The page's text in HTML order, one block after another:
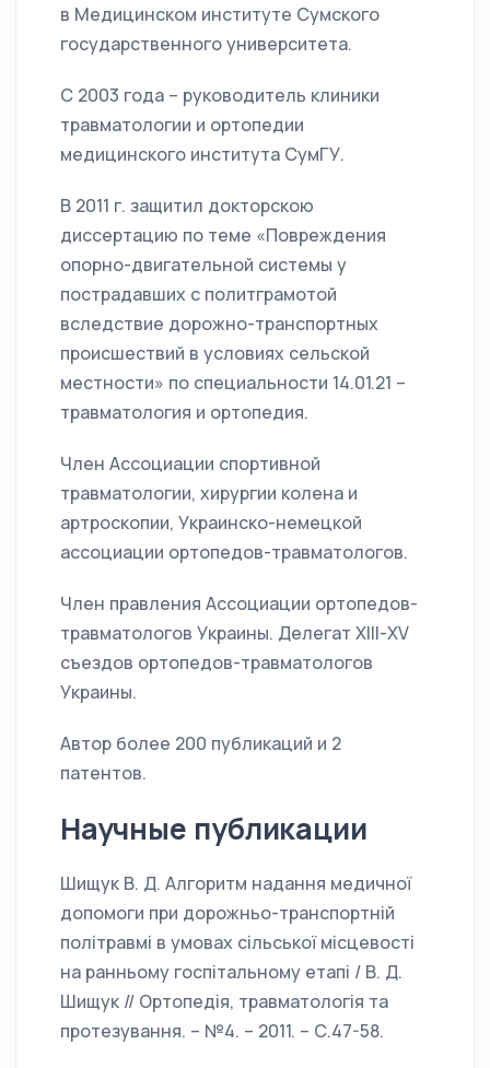
в Медицинском институте Сумского
государственного университета.
С 2003 года – руководитель клиники
травматологии и ортопедии
медицинского института СумГУ.
В 2011 г. защитил докторскою
диссертацию по теме «Повреждения
опорно-двигательной системы у
пострадавших с политграмотой
вследствие дорожно-транспортных
происшествий в условиях сельской
местности» по специальности 14.01.21 –
травматология и ортопедия.
Член Ассоциации спортивной
травматологии, хирургии колена и
артроскопии, Украинско-немецкой
ассоциации ортопедов-травматологов.
Член правления Ассоциации ортопедов-
травматологов Украины. Делегат ХІІІ-ХV
съездов ортопедов-травматологов
Украины.
Автор более 200 публикаций и 2
патентов.
Научные публикации
Шищук В. Д. Алгоритм надання медичної
допомоги при дорожньо-транспортній
політравмі в умовах сільської місцевості
на ранньому госпітальному етапі / В. Д.
Шищук // Ортопедія, травматологія та
протезування. – №4. – 2011. – С.47-58.